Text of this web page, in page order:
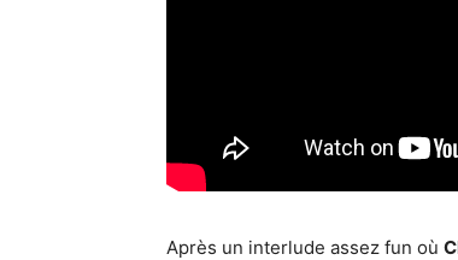
Après un interlude assez fun où